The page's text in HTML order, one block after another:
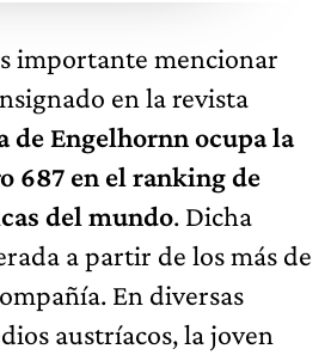
importante mencionar
en la revista
de Engelhornn ocupa la
687 en el ranking de
del mundo. Dicha
a partir de los más de
En diversas
austríacos, la joven